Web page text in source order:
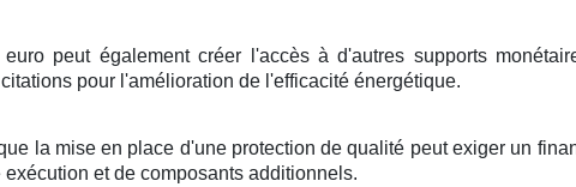
europeut également créer l'accès à d'autres supports
pour l'amélioration de l'efficacité énergétique.
la mise en place d'une protection dequalité peutexiger un
exécution et de composants additionnels.